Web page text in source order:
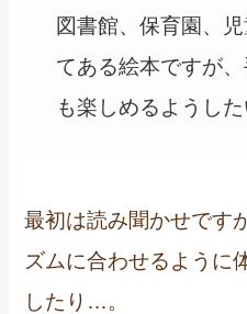
図書館、保育園、
てある絵本ですが
も楽しめるようした
最初は読み聞かせです
ズムに合わせるように
したり…。